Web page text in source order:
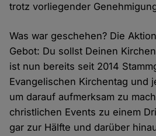
trotz vorliegender
Was war geschehen? Die
Gebot: Du sollst Deinen
ist nun bereits seit 2014
Evangelischen Kirchentag und
um darauf aufmerksam zu
christlichen Events zu einem
gar zur Hälfte und darüber